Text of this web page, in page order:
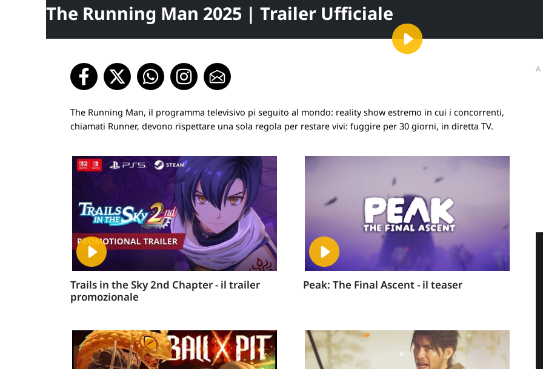
The Running Man 2025 | Trailer Ufficiale
The Running Man, il programma televisivo pi seguito al mondo: reality show estremo in cui i concorrenti,
chiamati Runner, devono rispettare una sola regola per restare vivi: fuggire per 30 giorni, in diretta TV.
Trails in the Sky 2nd Chapter - il trailer
promozionale
Peak: The Final Ascent - il teaser